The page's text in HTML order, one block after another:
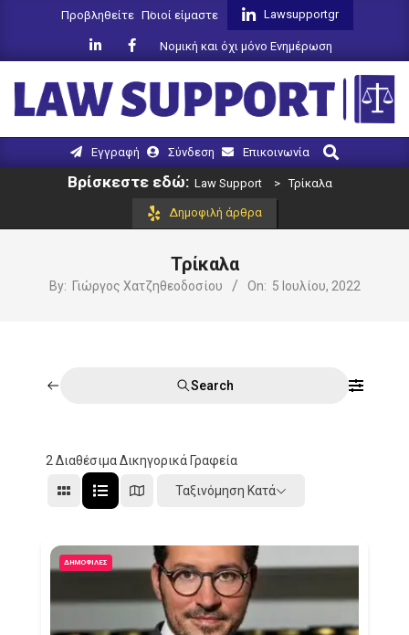
Προβληθείτε Ποιοί είμαστε Lawsupportgr
Νομική και όχι μόνο Ενημέρωση
LAW
SUPPORT
Navigation
Εγγραφή Σύνδεση Επικοινωνία
Search
Βρίσκεστε εδώ: Law Support > Τρίκαλα
Δημοφιλή άρθρα
Τρίκαλα
By: Γιώργος Χατζηθεοδοσίου On: 5 Ιουλίου, 2022
Search
2 Διαθέσιμα Δικηγορικά Γραφεία
Ταξινόμηση Κατά
ΔΗΜΟΦΙΛΈΣ